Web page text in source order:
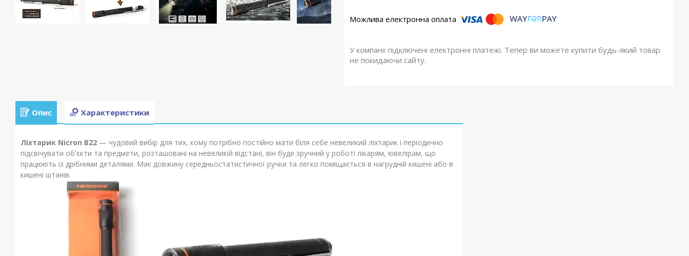
У компанії підключені електронні платежі. Тепер ви можете купити будь-який товар
не покидаючи сайту.
Опис Характеристики
Ліхтарик Nicron B22 — чудовий вибір для тих, кому потрібно постійно мати біля себе невеликий ліхтарик і періодично
підсвічувати об'єкти та предмети, розташовані на невеликій відстані, він буде зручний у роботі лікарям, ювелірам, що
працюють із дрібними деталями. Має довжину середньостатистичної ручки та легко поміщається в нагрудній кишені або в
кишені штанів.